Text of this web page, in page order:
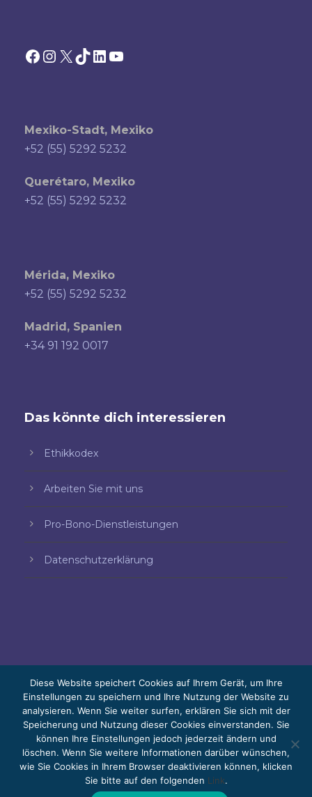
Facebook Instagram X TikTok LinkedIn YouTube
Mexiko-Stadt, Mexiko
+52 (55) 5292 5232
Querétaro, Mexiko
+52 (55) 5292 5232
Mérida, Mexiko
+52 (55) 5292 5232
Madrid, Spanien
+34 91 192 0017
Das könnte dich interessieren
Ethikkodex
Arbeiten Sie mit uns
Pro-Bono-Dienstleistungen
Datenschutzerklärung
© 2026 Bello, Gallardo, Bonequi y García,
S.C.
Der Inhalt wurde automatisch übersetzt. Die
Genauigkeit kann je nach Sprache variieren.
Pro-bono
Arbeiten Sie mit uns
Diese Website speichert Cookies auf Ihrem Gerät, um Ihre
Einstellungen zu speichern und Ihre Nutzung der Website zu
analysieren. Wenn Sie weiter surfen, erklären Sie sich mit der
Speicherung und Nutzung dieser Cookies einverstanden. Sie
können Ihre Einstellungen jedoch jederzeit ändern und
löschen. Wenn Sie weitere Informationen darüber wünschen,
wie Sie Cookies in Ihrem Browser deaktivieren können, klicken
Sie bitte auf den folgenden Link.